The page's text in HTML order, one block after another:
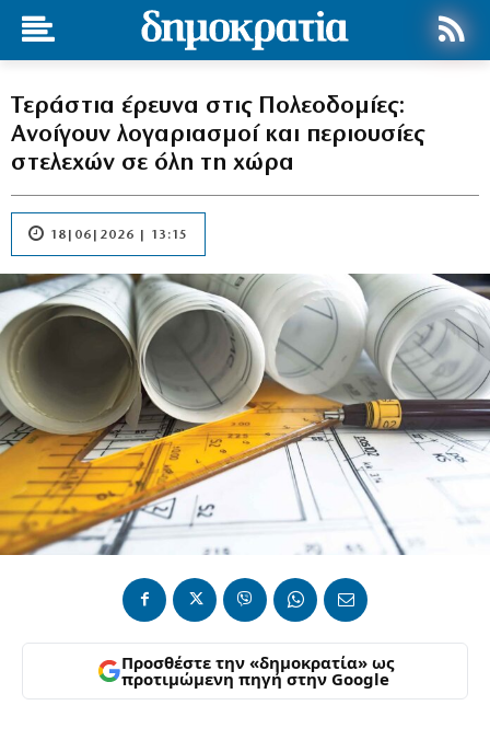
Τεράστια έρευνα στις Πολεοδομίες:
Ανοίγουν λογαριασμοί και περιουσίες
στελεχών σε όλη τη χώρα
18|06|2026 | 13:15
Προσθέστε την «δημοκρατία» ως
προτιμώμενη πηγή στην Google